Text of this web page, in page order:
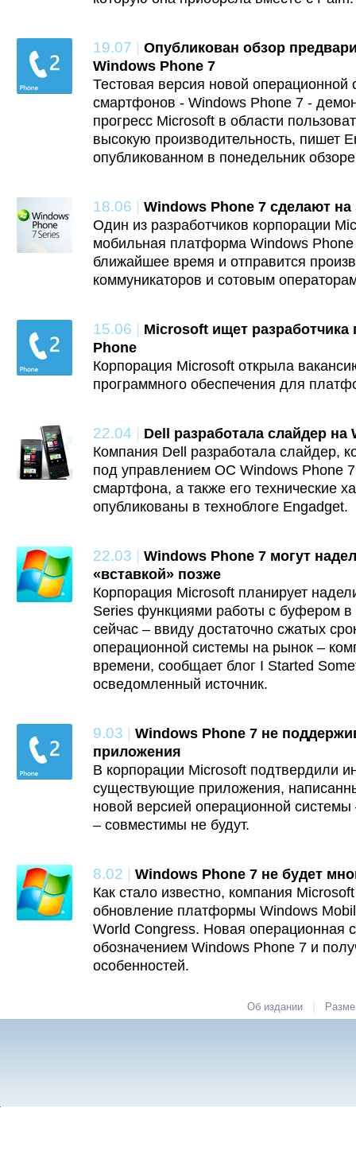
19.07 | Опубликован обзор
Windows Phone 7
Тестовая версия новой
смартфонов - Windows Phone 7 -
прогресс Microsoft в области
высокую производительность, пишет
опубликованном в понедельник
18.06 | Windows Phone 7 сделают на
Один из разработчиков корпорации
мобильная платформа Windows Phone
ближайшее время и отправится
коммуникаторов и сотовым
15.06 | Microsoft ищет
Phone
Корпорация Microsoft открыла
программного обеспечения для
22.04 | Dell разработала слайдер на
Компания Dell разработала слайдер,
под управлением ОС Windows Phone
смартфона, а также его технические
опубликованы в техноблоге Engadget.
22.03 | Windows Phone 7 могут
«вставкой» позже
Корпорация Microsoft планирует
Series функциями работы с буфером
сейчас – ввиду достаточно сжатых
операционной системы на рынок –
времени, сообщает блог I Started
осведомленный источник.
9.03 | Windows Phone 7 не
приложения
В корпорации Microsoft подтвердили
существующие приложения,
новой версией операционной
– совместимы не будут.
8.02 | Windows Phone 7 не будет
Как стало известно, компания
обновление платформы Windows
World Congress. Новая операционная
обозначением Windows Phone 7 и
особенностей.
Об издании |